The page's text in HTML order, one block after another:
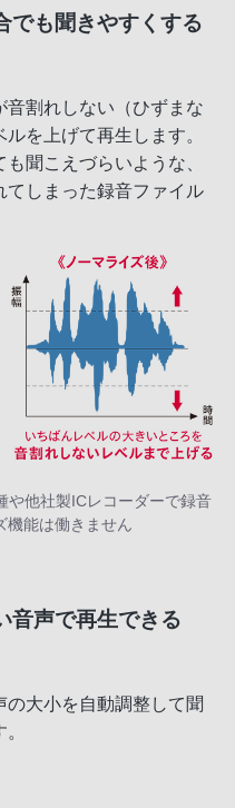
でも聞きやすくする
割れしない（ひずまな
を上げて再生します。
聞こえづらいような、
てしまった録音ファイル
他社製ICレコーダーで録音
機能は働きません
音声で再生できる
大小を自動調整して聞